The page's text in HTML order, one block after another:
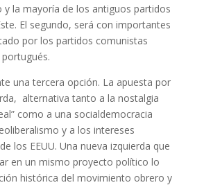
y la mayoría de los antiguos partidos
El segundo, será con importantes
por los partidos comunistas
una tercera opción. La apuesta por
alternativa tanto a la nostalgia
como a una socialdemocracia
y a los intereses
los EEUU. Una nueva izquierda que
en un mismo proyecto político lo
histórica del movimiento obrero y